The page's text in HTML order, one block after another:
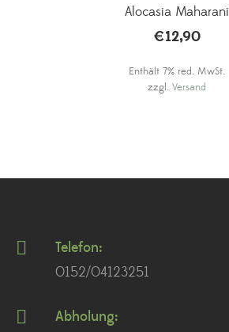
Alocasia Maharani
€12,90
Enthält 7% red. MwSt.
zzgl. Versand
Telefon:
0152/04123251
Abholung: